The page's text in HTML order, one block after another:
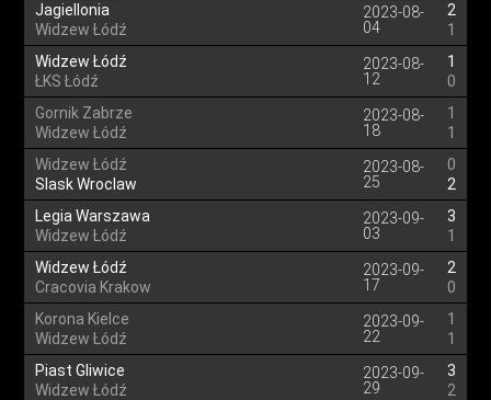
Jagiellonia
Widzew Łódź
2023-08-
04
2
1
Widzew Łódź
ŁKS Łódź
2023-08-
12
1
0
Gornik Zabrze
Widzew Łódź
2023-08-
18
1
1
Widzew Łódź
Slask Wroclaw
2023-08-
25
0
2
Legia Warszawa
Widzew Łódź
2023-09-
03
3
1
Widzew Łódź
Cracovia Krakow
2023-09-
17
2
0
Korona Kielce
Widzew Łódź
2023-09-
22
1
1
Piast Gliwice
Widzew Łódź
2023-09-
29
3
2